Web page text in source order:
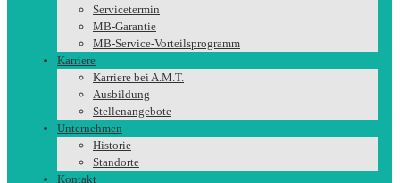
Servicetermin
MB-Garantie
MB-Service-Vorteilsprogramm
Karriere
Karriere bei A.M.T.
Ausbildung
Stellenangebote
Unternehmen
Historie
Standorte
Kontakt